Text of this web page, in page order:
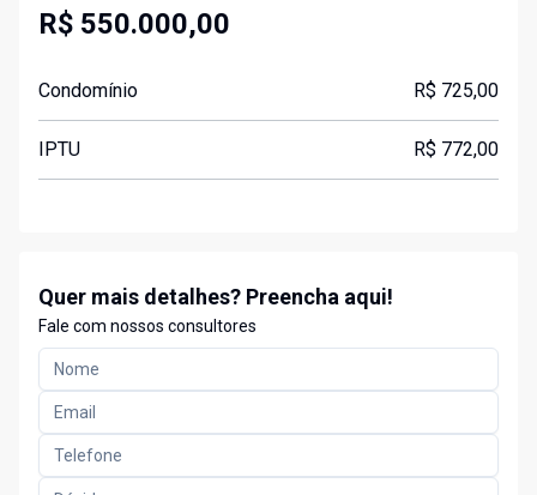
R$ 550.000,00
Condomínio R$ 725,00
IPTU R$ 772,00
Quer mais detalhes? Preencha aqui!
Fale com nossos consultores